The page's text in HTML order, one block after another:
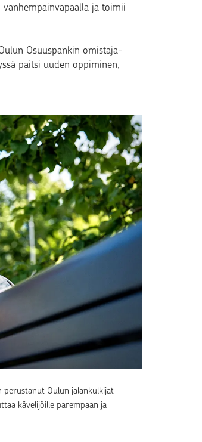
ja toimii
Osuuspankin omistaja-
paitsi uuden oppiminen,
perustanut Oulun jalankulkijat -
kävelijöille parempaan ja